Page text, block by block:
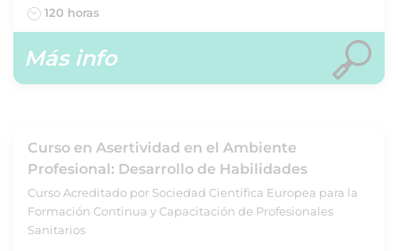
120 horas
Más info
Curso en Asertividad en el Ambiente
Profesional: Desarrollo de Habilidades
Curso Acreditado por Sociedad Científica Europea para la
Formación Continua y Capacitación de Profesionales
Sanitarios